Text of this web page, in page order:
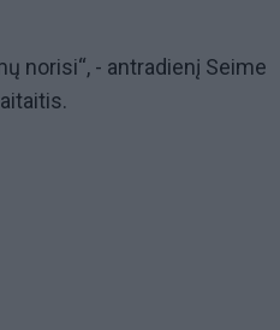
norisi“, - antradienį Seime